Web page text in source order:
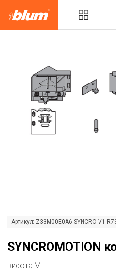
Артикул: Z33M00E0A6 SYNCRO V1
SYNCROMOTION
висота M